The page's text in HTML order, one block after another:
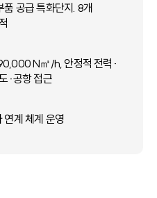
공급 특화단지. 8개
N㎥/h, 안정적 전력·
·공항 접근
연계 체계 운영